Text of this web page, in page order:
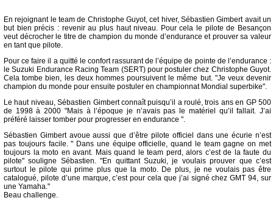
En rejoignant le team de Christophe Guyot, cet hiver, Sébastien Gimbert avait un
but bien précis : revenir au plus haut niveau. Pour cela le pilote de Besançon
veut décrocher le titre de champion du monde d’endurance et prouver sa valeur
en tant que pilote.
Pour ce faire il a quitté le confort rassurant de l’équipe de pointe de l’endurance :
le Suzuki Endurance Racing Team (SERT) pour postuler chez Christophe Guyot.
Cela tombe bien, les deux hommes poursuivent le même but. "Je veux devenir
champion du monde pour ensuite postuler en championnat Mondial superbike".
Le haut niveau, Sébastien Gimbert connaît puisqu’il a roulé, trois ans en GP 500
de 1998 à 2000 "Mais à l’époque je n’avais pas le matériel qu’il fallait. J’ai
préféré laisser tomber pour progresser en endurance ".
Sébastien Gimbert avoue aussi que d’être pilote officiel dans une écurie n’est
pas toujours facile. " Dans une équipe officielle, quand le team gagne on met
toujours la moto en avant. Mais quand le team perd, alors c’est de la faute du
pilote" souligne Sébastien. "En quittant Suzuki, je voulais prouver que c’est
surtout le pilote qui prime plus que la moto. De plus, je ne voulais pas être
catalogué, pilote d’une marque, c’est pour cela que j’ai signé chez GMT 94, sur
une Yamaha."
Beau challenge.